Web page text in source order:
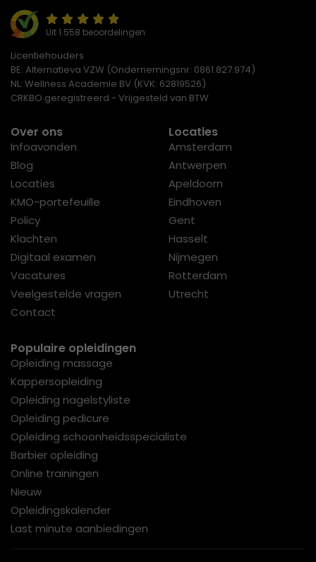
Uit 1.558 beoordelingen
Licentiehouders
BE: Alternatieva VZW (Ondernemingsnr: 0861.827.974)
NL: Wellness Academie BV (KVK: 62819526)
CRKBO geregistreerd - Vrijgesteld van BTW
Over ons
Infoavonden
Blog
Locaties
KMO-portefeuille
Policy
Klachten
Digitaal examen
Vacatures
Veelgestelde vragen
Contact
Locaties
Amsterdam
Antwerpen
Apeldoorn
Eindhoven
Gent
Hasselt
Nijmegen
Rotterdam
Utrecht
Populaire opleidingen
Opleiding massage
Kappersopleiding
Opleiding nagelstyliste
Opleiding pedicure
Opleiding schoonheidsspecialiste
Barbier opleiding
Online trainingen
Nieuw
Opleidingskalender
Last minute aanbiedingen